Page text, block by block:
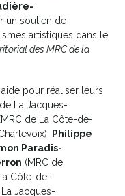
un soutien de
artistiques dans le
des MRC de la
pour réaliser leurs
La Jacques-
de La Côte-de-
Philippe
Paradis-
(MRC de
Côte-de-
Jacques-